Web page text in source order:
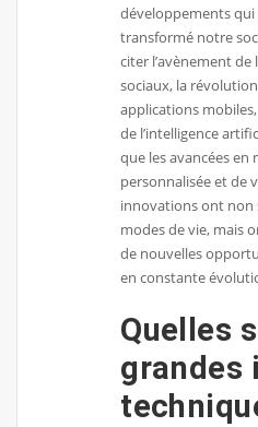
développements
transformé notre
citer l’avènement de
sociaux, la
applications
de l’intelligence
que les avancées en
personnalisée et de
innovations ont
modes de vie, mais
de nouvelles
en constante
Quelles
grandes